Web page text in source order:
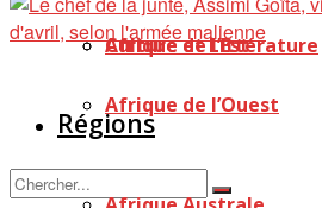
Afrique de l’Est
Afrique de l’Ouest
Culture et Littérature
Régions